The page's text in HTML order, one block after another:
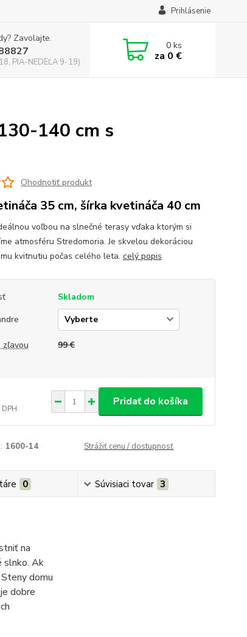
Prihlásenie
Zavolajte.
PIA-NEDEĽA 9-19)
0ks
za 0 €
140 cm s
Ohodnotiť produkt
35 cm, šírka kvetináča 40 cm
voľbou na slnečné terasy vďaka ktorým si
atmosféru Stredomoria. Je skvelou dekoráciou
kvitnutiu počas celého leta. celý popis
Skladom
zľavou 99 €
Pridať do košíka
1600-14 Strážiť cenu / dostupnosť
0 Súvisiaci tovar 3
na
slnko. Ak
domu
dobre